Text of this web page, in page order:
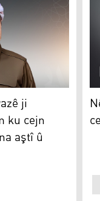
dike
ji Xwedayê mezin
ji
ku cejn
aştî û